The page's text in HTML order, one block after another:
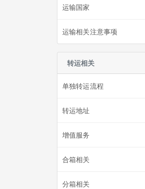
运输国家
运输相关注意事项
转运相关
单独转运流程
转运地址
增值服务
合箱相关
分箱相关